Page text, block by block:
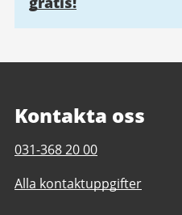
Kontakta oss
Telefonnummer
Föreningsstöd
031-368 20 00
Alla kontaktuppgifter